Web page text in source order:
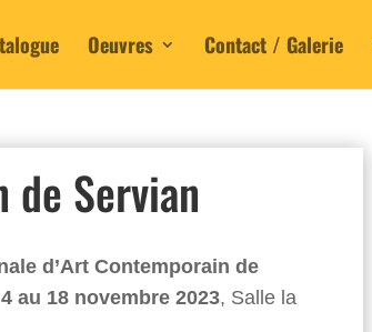
Oeuvres Contact / Galerie
de Servian
d’Art Contemporain de
4 au 18 novembre 2023, Salle la